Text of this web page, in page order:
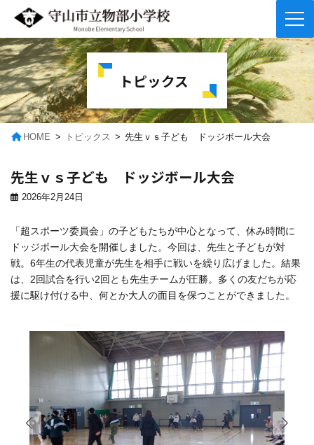
コ
ン
テ
ン
ツ
へ
ス
ナ
ビ
ゲ
ー
シ
ョ
ン
トピックス
HOME トピックス 先生ｖｓ子ども ドッジボール大会
先生ｖｓ子ども ドッジボール大会
2026年2月24日
「超スポーツ委員会」の子どもたちが中心となって、休み時間に
ドッジボール大会を開催しました。今回は、先生と子どもが対
戦。6年生の代表児童が先生を相手に戦いを繰り広げました。結果
は、2回試合を行い2回とも先生チームが圧勝。多くの友だちが応
援に駆け付ける中、何とか大人の面目を保つことができました。